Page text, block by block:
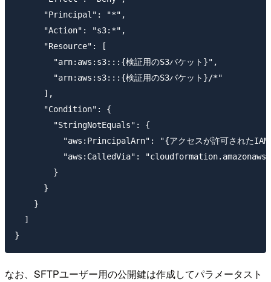
      "Principal": "*",
      "Action": "s3:*",
      "Resource": [
        "arn:aws:s3:::{検証用のS3バケット}",
        "arn:aws:s3:::{検証用のS3バケット}/*"
      ],
      "Condition": {
        "StringNotEquals": {
"aws:PrincipalArn": "{アクセスが許可された
"aws:CalledVia":
        }
      }
    }
  ]
なお、SFTPユーザー用の公開鍵は作成してパラメータスト